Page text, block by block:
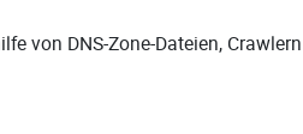
von DNS-Zone-Dateien,